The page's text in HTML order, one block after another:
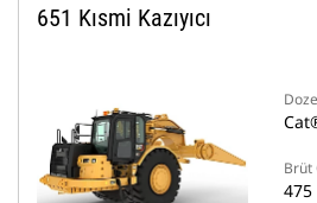
651 Kısmi Kazıyıcı
Brüt
475